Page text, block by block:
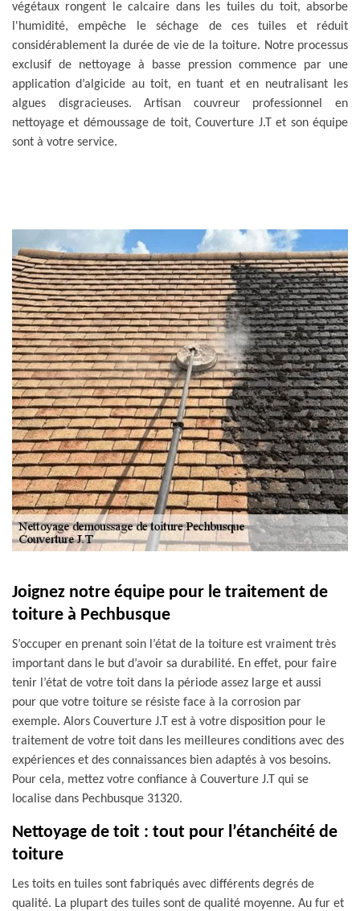
végétaux rongent le calcaire dans les tuiles du toit, absorbe
l'humidité, empêche le séchage de ces tuiles et réduit
considérablement la durée de vie de la toiture. Notre processus
exclusif de nettoyage à basse pression commence par une
application d’algicide au toit, en tuant et en neutralisant les
algues disgracieuses. Artisan couvreur professionnel en
nettoyage et démoussage de toit, Couverture J.T et son équipe
sont à votre service.
Joignez notre équipe pour le traitement de
toiture à Pechbusque
S’occuper en prenant soin l’état de la toiture est vraiment très
important dans le but d’avoir sa durabilité. En effet, pour faire
tenir l’état de votre toit dans la période assez large et aussi
pour que votre toiture se résiste face à la corrosion par
exemple. Alors Couverture J.T est à votre disposition pour le
traitement de votre toit dans les meilleures conditions avec des
expériences et des connaissances bien adaptés à vos besoins.
Pour cela, mettez votre confiance à Couverture J.T qui se
localise dans Pechbusque 31320.
Nettoyage de toit : tout pour l’étanchéité de
toiture
Les toits en tuiles sont fabriqués avec différents degrés de
qualité. La plupart des tuiles sont de qualité moyenne. Au fur et